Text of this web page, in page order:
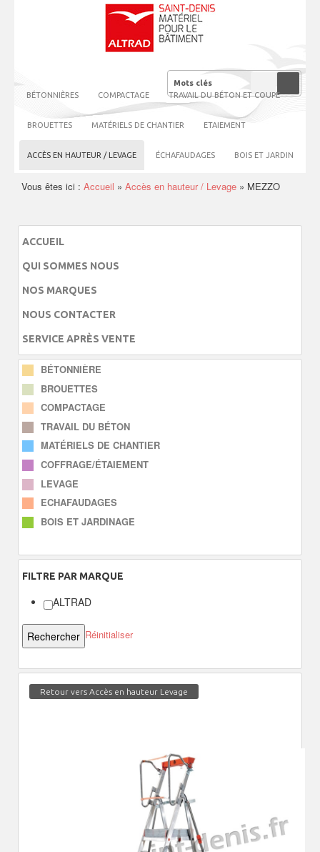
BÉTONNIÈRES COMPACTAGE TRAVAIL DU BÉTON ET COUPE
BROUETTES MATÉRIELS DE CHANTIER ETAIEMENT
ACCÈS EN HAUTEUR / LEVAGE ÉCHAFAUDAGES BOIS ET JARDIN
Vous êtes ici : Accueil » Accès en hauteur / Levage » MEZZO
ACCUEIL
QUI SOMMES NOUS
NOS MARQUES
NOUS CONTACTER
SERVICE APRÈS VENTE
BÉTONNIÈRE
BROUETTES
COMPACTAGE
TRAVAIL DU BÉTON
MATÉRIELS DE CHANTIER
COFFRAGE/ÉTAIEMENT
LEVAGE
ECHAFAUDAGES
BOIS ET JARDINAGE
FILTRE PAR MARQUE
ALTRAD
Réinitialiser
Retour vers Accès en hauteur Levage